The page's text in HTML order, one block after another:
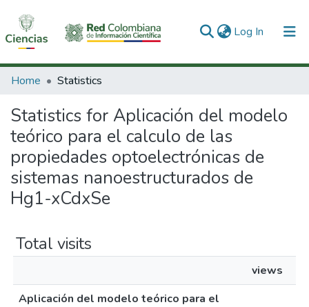
Log In (current)
Communities & Collections
All of DSpace
Home Statistics
Statistics for Aplicación del modelo
teórico para el calculo de las
propiedades optoelectrónicas de
sistemas nanoestructurados de
Hg1-xCdxSe
Total visits
views
Aplicación del modelo teórico para el